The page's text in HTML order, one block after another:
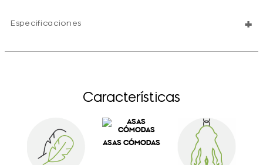
Especificaciones +
Características
ASAS CÓMODAS